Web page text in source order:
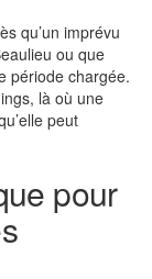
qu’un imprévu
ou que
période chargée.
là où une
peut
pour